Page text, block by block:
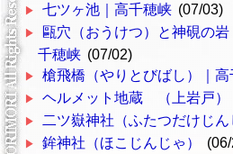
七ツヶ池｜高千穂峡 (07/03)
甌穴（おうけつ）と神硯の
千穂峡 (07/02)
槍飛橋（やりとびばし）｜高
ヘルメット地蔵 （上岩戸）
二ツ嶽神社（ふたつだけじん
鉾神社（ほこじんじゃ）